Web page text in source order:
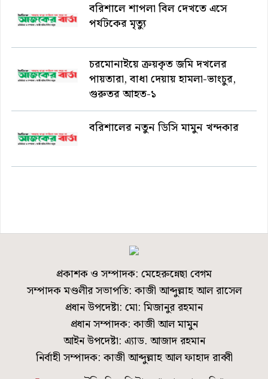
বরিশালে শাপলা বিল দেখতে এসে
পর্যটকের মৃত্যু
চরমোনাইয়ে ক্রয়কৃত জমি দখলের
পায়তারা, বাধা দেয়ায় হামলা-ভাংচুর,
গুরুতর আহত-১
বরিশালের নতুন ডিসি মামুন খন্দকার
প্রকাশক ও সম্পাদক: মেহেরুন্নেছা বেগম
সম্পাদক মণ্ডলীর সভাপতি: কাজী আব্দুল্লাহ আল রাসেল
প্রধান উপদেষ্টা: মো: মিজানুর রহমান
প্রধান সম্পাদক: কাজী আল মামুন
আইন উপদেষ্টা: এ্যাড. আজাদ রহমান
নির্বাহী সম্পাদক: কাজী আব্দুল্লাহ আল ফাহাদ রাব্বী